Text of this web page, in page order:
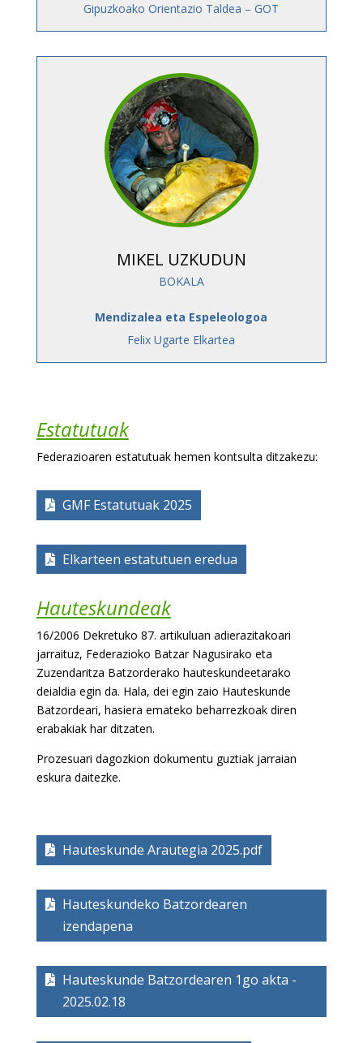
Gipuzkoako Orientazio Taldea – GOT
MIKEL UZKUDUN
BOKALA
Mendizalea eta Espeleologoa
Felix Ugarte Elkartea
Estatutuak
Federazioaren estatutuak hemen kontsulta ditzakezu:
GMF Estatutuak 2025
Elkarteen estatutuen eredua
Hauteskundeak
16/2006 Dekretuko 87. artikuluan adierazitakoari
jarraituz, Federazioko Batzar Nagusirako eta
Zuzendaritza Batzorderako hauteskundeetarako
deialdia egin da. Hala, dei egin zaio Hauteskunde
Batzordeari, hasiera emateko beharrezkoak diren
erabakiak har ditzaten.
Prozesuari dagozkion dokumentu guztiak jarraian
eskura daitezke.
Hauteskunde Arautegia 2025.pdf
Hauteskundeko Batzordearen
izendapena
Hauteskunde Batzordearen 1go akta -
2025.02.18